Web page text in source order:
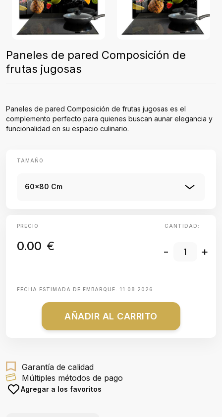
Paneles de pared Composición de
frutas jugosas
Paneles de pared Composición de frutas jugosas es el
complemento perfecto para quienes buscan aunar elegancia y
funcionalidad en su espacio culinario.
TAMAÑO
60x80 Cm
PRECIO
0.00 €
CANTIDAD:
- +
FECHA ESTIMADA DE EMBARQUE: 11.08.2026
AÑADIR AL CARRITO
Garantía de calidad
Múltiples métodos de pago
Agregar a los favoritos